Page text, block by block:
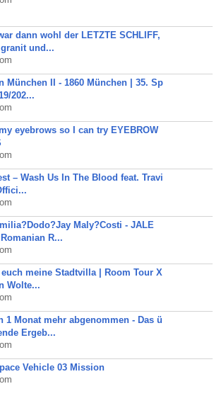
dann wohl der LETZTE SCHLIFF,
und...
München II - 1860 München | 35. Sp
202...
eyebrows so I can try EYEBROW
– Wash Us In The Blood feat. Travi
Maly?Costi - JALE
R...
euch meine Stadtvilla | Room Tour X
Wolte...
1 Monat mehr abgenommen - Das ü
Ergeb...
Vehicle 03 Mission